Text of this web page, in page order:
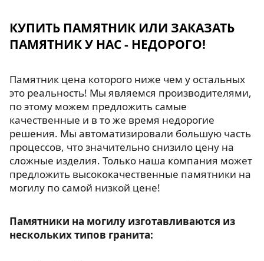
КУПИТЬ ПАМЯТНИК ИЛИ ЗАКАЗАТЬ
ПАМЯТНИК У НАС - НЕДОРОГО!
Памятник цена которого ниже чем у остальных
это реальность! Мы являемся производителями,
по этому можем предложить самые
качественные и в то же время недорогие
решения. Мы автоматизировали большую часть
процессов, что значительно снизило цену на
сложные изделия. Только наша компания может
предложить высококачественные памятники на
могилу по самой низкой цене!
Памятники на могилу изготавливаются из
нескольких типов гранита: